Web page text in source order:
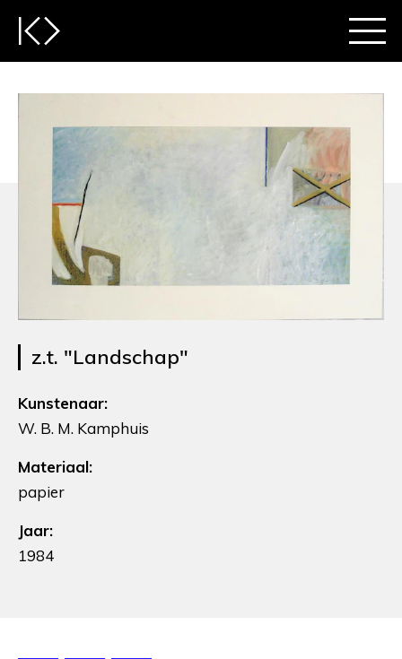
z.t. "Landschap"
Kunstenaar:
W. B. M. Kamphuis
Materiaal:
papier
Jaar:
1984